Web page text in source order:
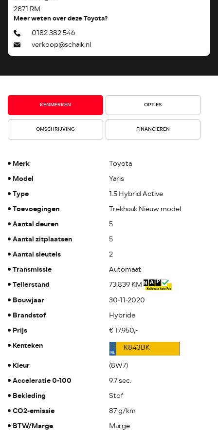
2871 RM
Meer weten over deze Toyota?
0182 382 546
verkoop@schaik.nl
KENMERKEN OPTIES
OMSCHRIJVING FINANCIEREN
Merk Toyota
Model Yaris
Type 1.5 Hybrid Active
Toevoegingen Trekhaak Nieuw model
Aantal deuren 5
Aantal zitplaatsen 5
Aantal sleutels 2
Transmissie Automaat
Tellerstand 73.839 KM
Bouwjaar 30-11-2020
Brandstof Hybride
Prijs € 17.950,-
Kenteken K843BK
Kleur (8W7)
Acceleratie 0-100 9.7 sec.
Bekleding Stof
CO2-emissie 87 g/km
BTW/Marge Marge